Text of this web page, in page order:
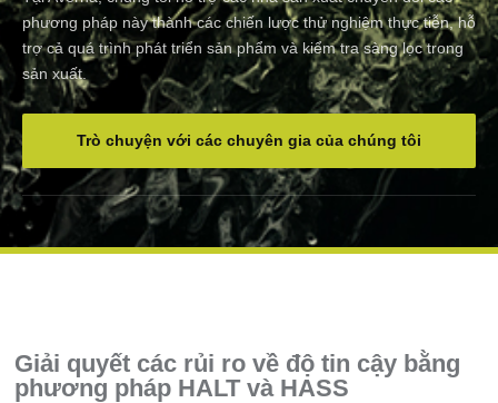
phương pháp này thành các chiến lược thử nghiệm thực tiễn, hỗ
trợ cả quá trình phát triển sản phẩm và kiểm tra sàng lọc trong
sản xuất.
Trò chuyện với các chuyên gia của chúng tôi
Giải quyết các rủi ro về độ tin cậy bằng
phương pháp HALT và HASS